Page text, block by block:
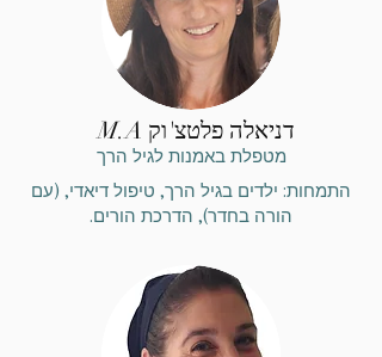
דניאלה פלטצ'וק M.A
מטפלת באמנות לגיל הרך
התמחות: ילדים בגיל הרך, טיפול דיאדי, (עם
הורה בחדר), הדרכת הורים.